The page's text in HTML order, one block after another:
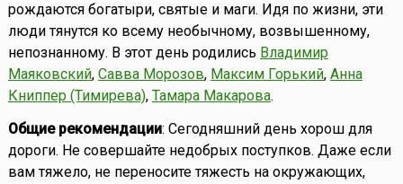
рождаются богатыри, святые и маги. Идя по жизни, эти
люди тянутся ко всему необычному, возвышенному,
непознанному. В этот день родились Владимир
Маяковский, Савва Морозов, Максим Горький, Анна
Книппер (Тимирева), Тамара Макарова.
Общие рекомендации: Сегодняшний день хорош для
дороги. Не совершайте недобрых поступков. Даже если
вам тяжело, не переносите тяжесть на окружающих,